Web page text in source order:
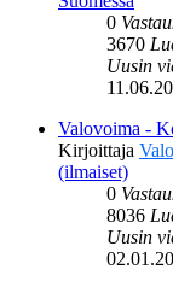
0
3670
Uusin
Valovoima -
Kirjoittaja
(ilmaiset)
0
8036
Uusin